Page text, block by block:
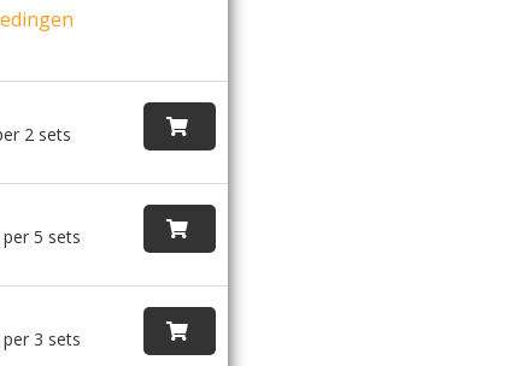
2 sets
per 5 sets
per 3 sets